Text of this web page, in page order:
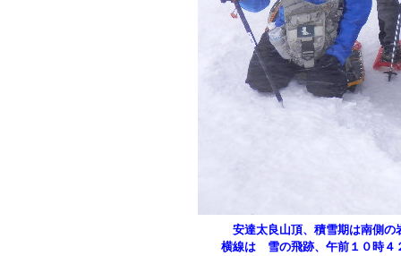
安達太良山頂、積雪期は南側の
横線は 雪の飛跡、午前１０時４